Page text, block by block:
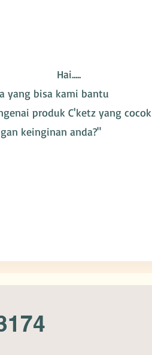
Hai.....
yang bisa kami bantu
produk C'ketz yang cocok
keinginan anda?"